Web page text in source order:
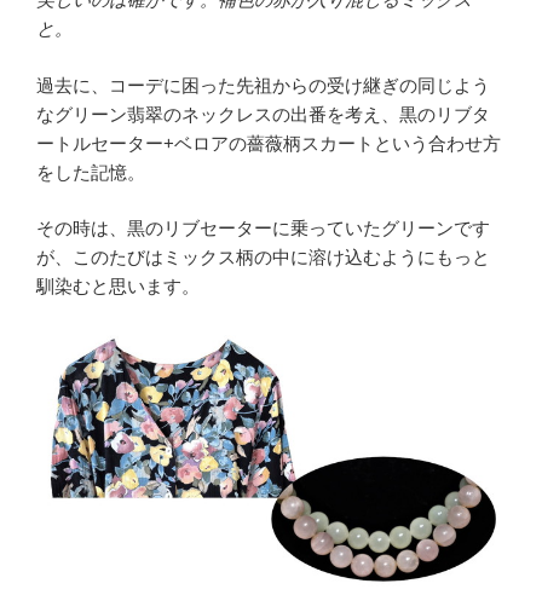
と。
過去に、コーデに困った先祖からの受け継ぎの同じよう
なグリーン翡翠のネックレスの出番を考え、黒のリブタ
ートルセーター+ベロアの薔薇柄スカートという合わせ方
をした記憶。
その時は、黒のリブセーターに乗っていたグリーンです
が、このたびはミックス柄の中に溶け込むようにもっと
馴染むと思います。